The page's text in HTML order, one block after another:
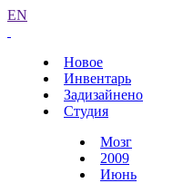
EN
Новое
Инвентарь
Задизайнено
Студия
Мозг
2009
Июнь